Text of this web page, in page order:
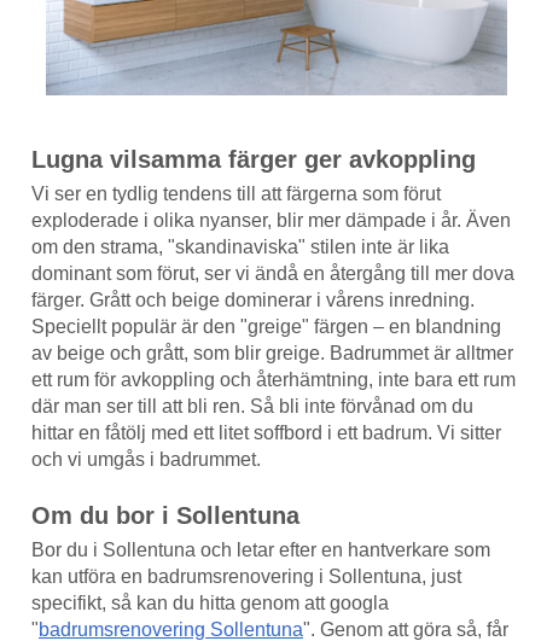
Lugna vilsamma färger ger avkoppling
Vi ser en tydlig tendens till att färgerna som förut
exploderade i olika nyanser, blir mer dämpade i år. Även
om den strama, "skandinaviska" stilen inte är lika
dominant som förut, ser vi ändå en återgång till mer dova
färger. Grått och beige dominerar i vårens inredning.
Speciellt populär är den "greige" färgen – en blandning
av beige och grått, som blir greige. Badrummet är alltmer
ett rum för avkoppling och återhämtning, inte bara ett rum
där man ser till att bli ren. Så bli inte förvånad om du
hittar en fåtölj med ett litet soffbord i ett badrum. Vi sitter
och vi umgås i badrummet.
Om du bor i Sollentuna
Bor du i Sollentuna och letar efter en hantverkare som
kan utföra en badrumsrenovering i Sollentuna, just
specifikt, så kan du hitta genom att googla
"badrumsrenovering Sollentuna". Genom att göra så, får